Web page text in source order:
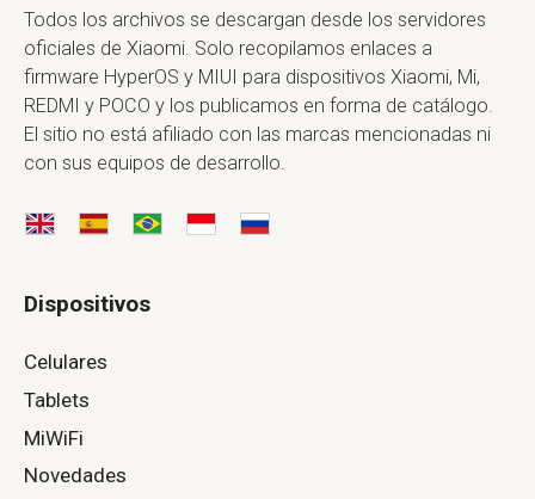
Todos los archivos se descargan desde los servidores
oficiales de Xiaomi. Solo recopilamos enlaces a
firmware HyperOS y MIUI para dispositivos Xiaomi, Mi,
REDMI y POCO y los publicamos en forma de catálogo.
El sitio no está afiliado con las marcas mencionadas ni
con sus equipos de desarrollo.
Dispositivos
Celulares
Tablets
MiWiFi
Novedades